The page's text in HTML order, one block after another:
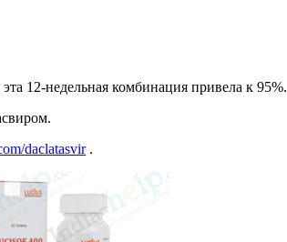
12-недельная комбинация привела к 95%.
daclatasvir.